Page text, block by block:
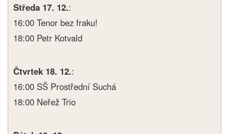
Středa 17. 12.:
16:00 Tenor bez fraku!
18:00 Petr Kotvald
Čtvrtek 18. 12.:
16:00 SŠ Prostřední Suchá
18:00 Neřež Trio